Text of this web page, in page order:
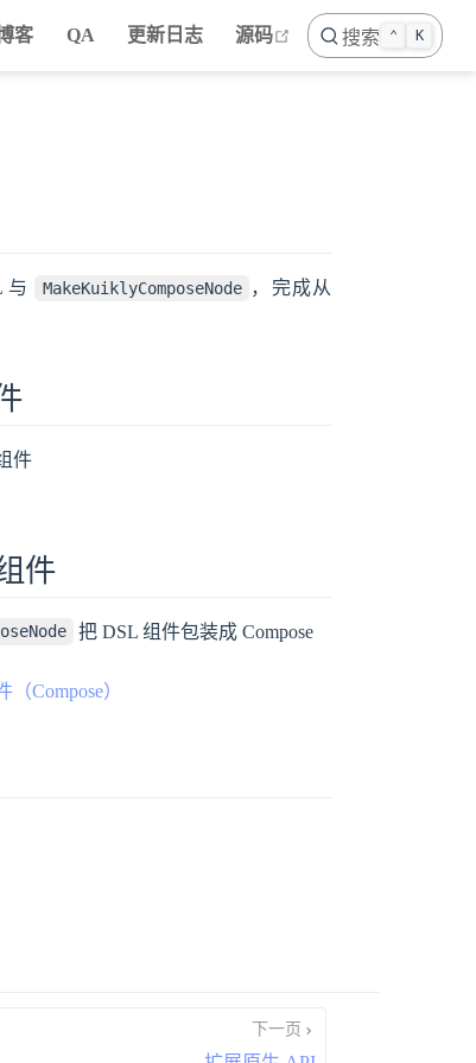
客 QA 更新日志 源码 open in new window
搜索 ⌃ K
与 MakeKuiklyComposeNode ，完成从
件
件
把 DSL 组件包装成 Compose
Compose）
下一页